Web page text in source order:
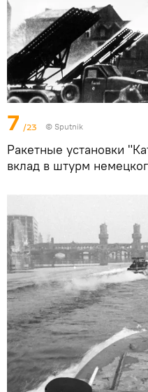
7 /23 © Sputnik
Ракетные установки
вклад в штурм